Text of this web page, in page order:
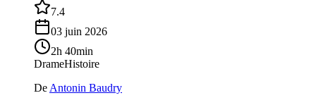
7.4
03 juin 2026
2h 40min
DrameHistoire
De Antonin Baudry